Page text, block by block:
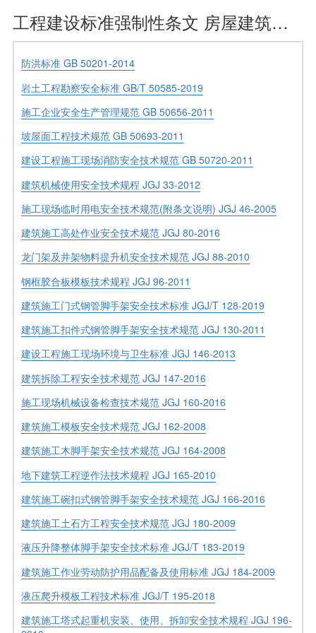
工程建设标准强制性条文 房屋建筑部分 施工安全
防洪标准 GB 50201-2014
岩土工程勘察安全标准 GB/T 50585-2019
施工企业安全生产管理规范 GB 50656-2011
坡屋面工程技术规范 GB 50693-2011
建设工程施工现场消防安全技术规范 GB 50720-2011
建筑机械使用安全技术规程 JGJ 33-2012
施工现场临时用电安全技术规范(附条文说明) JGJ 46-2005
建筑施工高处作业安全技术规范 JGJ 80-2016
龙门架及井架物料提升机安全技术规范 JGJ 88-2010
钢框胶合板模板技术规程 JGJ 96-2011
建筑施工门式钢管脚手架安全技术标准 JGJ/T 128-2019
建筑施工扣件式钢管脚手架安全技术规范 JGJ 130-2011
建设工程施工现场环境与卫生标准 JGJ 146-2013
建筑拆除工程安全技术规范 JGJ 147-2016
施工现场机械设备检查技术规范 JGJ 160-2016
建筑施工模板安全技术规范 JGJ 162-2008
建筑施工木脚手架安全技术规范 JGJ 164-2008
地下建筑工程逆作法技术规程 JGJ 165-2010
建筑施工碗扣式钢管脚手架安全技术规范 JGJ 166-2016
建筑施工土石方工程安全技术规范 JGJ 180-2009
液压升降整体脚手架安全技术标准 JGJ/T 183-2019
建筑施工作业劳动防护用品配备及使用标准 JGJ 184-2009
液压爬升模板工程技术标准 JGJ/T 195-2018
建筑施工塔式起重机安装、使用、拆卸安全技术规程 JGJ 196-